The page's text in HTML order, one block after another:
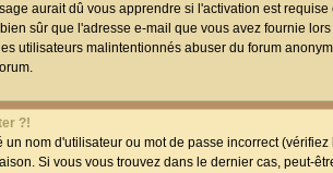
aurait dû vous apprendre si l'activation est
sûr que l'adresse e-mail que vous avez fournie
utilisateurs malintentionnés abuser du forum
?!
nom d'utilisateur ou mot de passe incorrect
Si vous vous trouvez dans le dernier cas, peut-